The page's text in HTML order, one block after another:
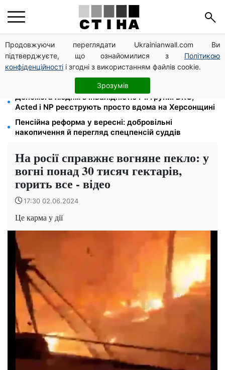
Продовжуючи переглядати Ukrainianwall.com Ви
підтверджуєте, що ознайомилися з Політикою
конфіденційності і згодні з використанням файлів cookie.
Зрозумів
Цифровізація справ і ВЛК: юрист Танасійчук — чому
перевірки ТЦК не працюють без зміни системи
200+ тисяч у СЗЧ, мільйони в розшуку: Федоров
розкрив план реформи мобілізації та ТЦК
Допомога людям з інвалідністю I-II групи: DRC,
Acted і NP реєструють просто вдома на Херсонщині
Пенсійна реформа у вересні: добровільні
накопичення й перегляд спецпенсій суддів
На росії справжнє вогняне пекло: у
вогні понад 30 тисяч гектарів,
горить все - відео
17:30 02.06.2024
Це карма у дії